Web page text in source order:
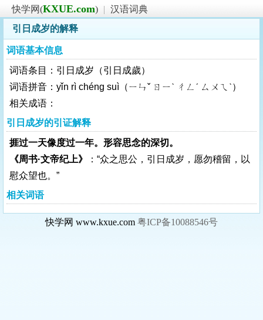
快学网(KXUE.com) | 汉语词典
引日成岁的解释
词语基本信息
词语条目：引日成岁（引日成歲）
词语拼音：yǐn rì chéng suì（ㄧㄣˇ ㄖㄧˋ ㄔㄥˊ ㄙㄨㄟˋ）
相关成语：
引日成岁的引证解释
捱过一天像度过一年。形容思念的深切。
《周书·文帝纪上》
：“众之思公，引日成岁，愿勿稽留，以
慰众望也。”
相关词语
快学网 www.kxue.com 粤ICP备10088546号